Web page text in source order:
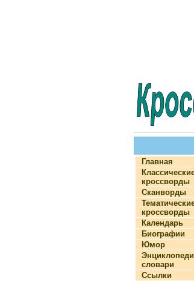
Главная
кроссворды
Сканворды
кроссворды
Календарь
Биографии
Юмор
словари
Ссылки